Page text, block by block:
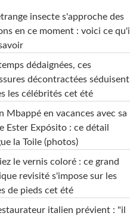
insecte s'approche des
en ce moment : voici ce qu'il
dédaignées, ces
décontractées séduisent
les célébrités cet été
Mbappé en vacances avec sa
Ester Expósito : ce détail
la Toile (photos)
le vernis coloré : ce grand
revisité s'impose sur les
de pieds cet été
italien prévient : "il